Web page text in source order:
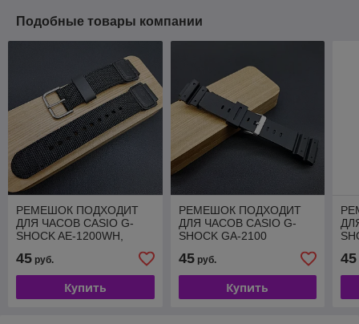
Подобные товары компании
РЕМЕШОК ПОДХОДИТ
ДЛЯ ЧАСОВ CASIO G-
SHOCK AE-1200WH,
АРТИКУЛ CRW535-18
45 руб.
Купить
РЕМЕШОК ПОДХОДИТ
ДЛЯ ЧАСОВ CASIO G-
SHOCK GA-2100
45руб.
Купить
45